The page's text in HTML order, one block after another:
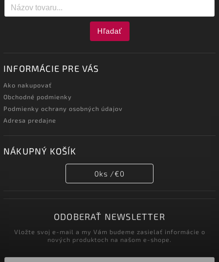
Hľadať
INFORMÁCIE PRE VÁS
Ako nakupovať
Obchodné podmienky
Podmienky ochrany osobných údajov
Adresa predajne
NÁKUPNÝ KOŠÍK
0ks /€0
ODOBERAŤ NEWSLETTER
Vložte svoj e-mail a my Vám budeme zasielať informácie o
nových produktoch na našom e-shope.